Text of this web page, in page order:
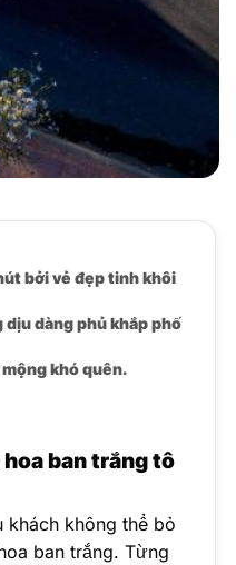
bởi vẻ đẹp tinh khôi
dịu dàng phủ khắp phố
khó quên.
ban trắng tô
khách không thể bỏ
ban trắng. Từng